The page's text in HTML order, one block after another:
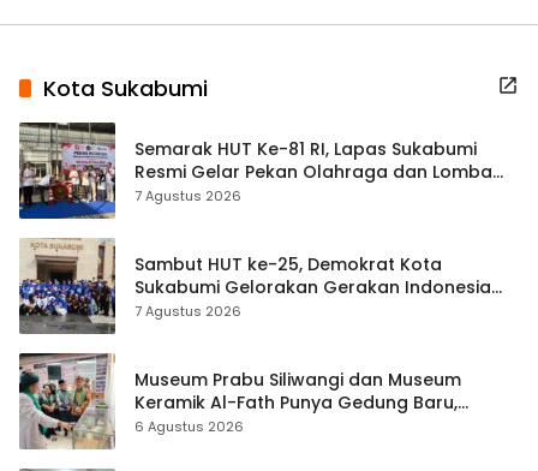
Kota Sukabumi
Semarak HUT Ke-81 RI, Lapas Sukabumi
Resmi Gelar Pekan Olahraga dan Lomba
Tradisional
7 Agustus 2026
Sambut HUT ke-25, Demokrat Kota
Sukabumi Gelorakan Gerakan Indonesia
ASRI Lewat Aksi Bersih Masjid Agung
7 Agustus 2026
Museum Prabu Siliwangi dan Museum
Keramik Al-Fath Punya Gedung Baru,
Hampir 500 Koleksi Dipisahkan
6 Agustus 2026